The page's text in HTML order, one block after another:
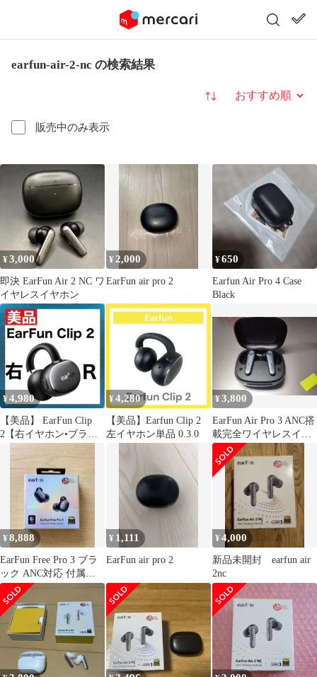
earfun-air-2-nc の検索結果
販売中のみ表示
並び替え
¥3,000
即決 EarFun Air 2 NC ワ
イヤレスイヤホン
¥ 2,000
EarFun air pro 2
¥650
Earfun Air Pro 4 Case
Black
¥4,980
【美品】 EarFun Clip
2【右イヤホン•ブラッ
¥4,280
【美品】Earfun Clip 2
左イヤホン単品 0.3.0
¥3,800
EarFun Air Pro 3 ANC搭
載完全ワイヤレスイヤ
ホン①
¥8,888
EarFun Free Pro 3 ブラ
ック ANC対応 付属品完
備 美品
¥ 1,111
EarFun air pro 2
¥4,000
新品未開封 earfun air
2nc